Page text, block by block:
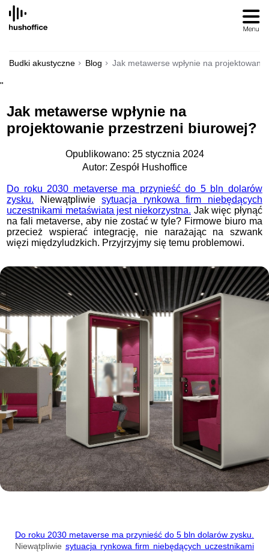
SKIP
CONTENT
Budki akustyczne Blog Jak metawerse wpłynie na
"
Jak metawerse wpłynie na
projektowanie przestrzeni biurowej?
Opublikowano: 25 stycznia 2024
Autor: Zespół Hushoffice
Do roku 2030 metaverse ma przynieść do 5 bln dolarów
zysku. Niewątpliwiesytuacja rynkowa firm niebędących
uczestnikami metaświata jest niekorzystna. Jak więc płynąć
na fali metaverse, aby nie zostać w tyle? Firmowe biuro ma
przecież wspierać integrację, nie narażając na szwank
więzi międzyludzkich. Przyjrzyjmy się temu problemowi.
Do roku 2030 metaverse ma przynieść do 5 bln dolarów zysku.
Niewątpliwie sytuacja rynkowa firm niebędących uczestnikami